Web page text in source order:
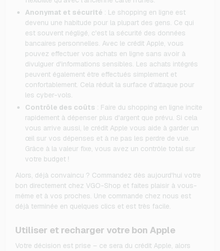
Anonymat et sécurité : Le shopping en ligne est
devenu une habitude pour la plupart des gens. Ce qui
est souvent négligé, c'est la sécurité des données
bancaires personnelles. Avec le crédit Apple, vous
pouvez effectuer vos achats en ligne sans avoir à
divulguer d'informations sensibles. Les achats intégrés
peuvent également être effectués simplement et
confortablement. Cela réduit la surface d'attaque pour
les cyber-vols.
Contrôle des coûts : Faire du shopping en ligne incite
rapidement à dépenser plus d'argent que prévu. Si cela
vous arrive aussi, le crédit Apple vous aide à garder un
œil sur vos dépenses et à ne pas les perdre de vue.
Grâce à la valeur fixe, vous avez un contrôle total sur
votre budget !
Alors, déjà convaincu ? Commandez dès aujourd'hui votre
bon directement chez VGO-Shop et faites plaisir à vous-
même et à vos proches. Une commande chez nous est
déjà terminée en quelques clics et est très facile.
Utiliser et recharger votre bon Apple
Votre décision est prise – ce sera du crédit Apple, alors